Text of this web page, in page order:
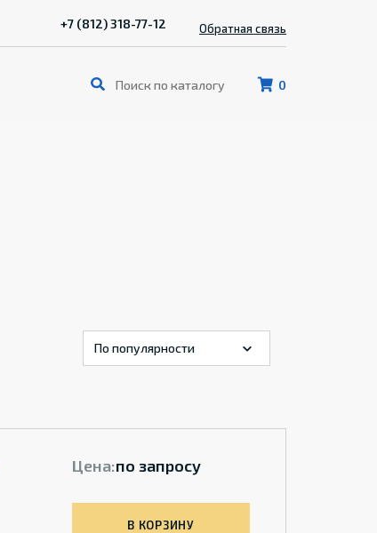
0
+7 (812) 318-77-12 Обратная связь
Цена:по запросу
В КОРЗИНУ